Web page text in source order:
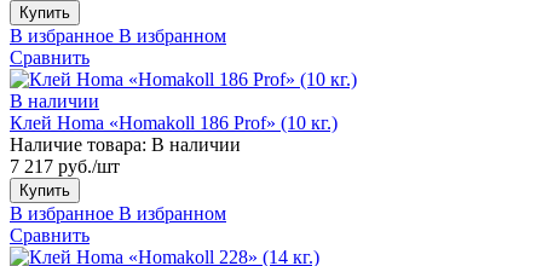
Купить
В избранное В избранном
Сравнить
В наличии
Клей Homa «Homakoll 186 Prof» (10 кг.)
Наличие товара: В наличии
7 217 руб./шт
Купить
В избранное В избранном
Сравнить